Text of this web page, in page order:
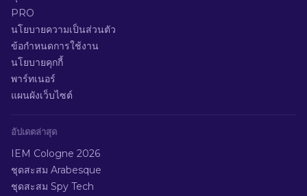
PRO
นโยบายความเป็นส่วนตัว
ข้อกำหนดการใช้งาน
นโยบายคุกกี้
พาร์ทเนอร์
แผนผังเว็บไซต์
อัปเดตล่าสุด
IEM Cologne 2026
ชุดสะสม Arabesque
ชุดสะสม Spy Tech